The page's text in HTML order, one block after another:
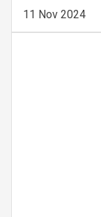
11 Nov 2024